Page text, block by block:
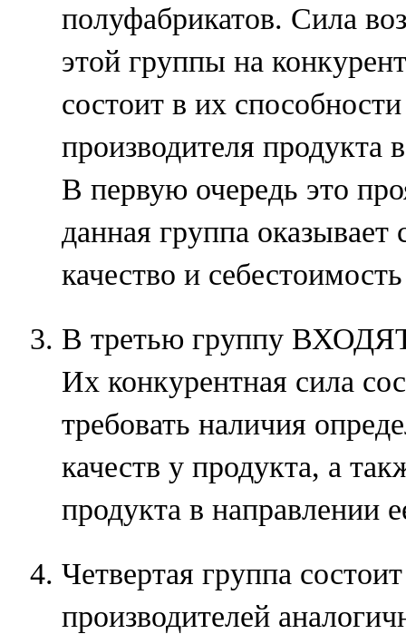
полуфабрикатов. Сила
этой группы на
состоит в их
производителя продукта
В первую очередь это
данная группа
качество и
В третью группу
Их конкурентная сила
требовать наличия
качеств у продукта, а
продукта в направлении
Четвертая группа
производителей